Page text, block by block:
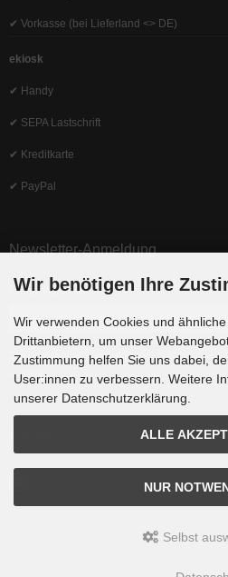
✔ Vorkasse (bei Lieferland <> DE)
ekiosk
✔ Handy
✔ SEPA Lastschrift
✔ Kreditkarte
✔ PayPal
Newsletter-Anmeldung
E-Mail-Adresse:
Der Newsletter kann jederzeit hier oder in
werden.
Wir benötigen Ihre
Wir verwenden Cookies und
Drittanbietern, um unser
Zustimmung helfen Sie uns dabei,
User:innen zu verbessern. Weitere
unserer Datenschutzerklärung.
ALLE
NUR
Selbst